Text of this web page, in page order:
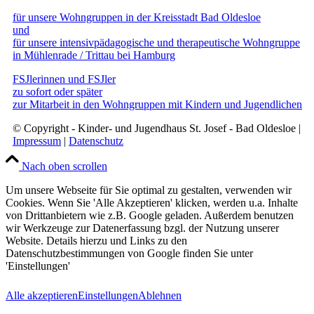
für unsere Wohngruppen in der Kreisstadt Bad Oldesloe
und
für unsere intensivpädagogische und therapeutische Wohngruppe
in Mühlenrade / Trittau bei Hamburg
FSJlerinnen und FSJler
zu sofort oder später
zur Mitarbeit in den Wohngruppen mit Kindern und Jugendlichen
© Copyright - Kinder- und Jugendhaus St. Josef - Bad Oldesloe |
Impressum | Datenschutz
Nach oben scrollen
Um unsere Webseite für Sie optimal zu gestalten, verwenden wir
Cookies. Wenn Sie 'Alle Akzeptieren' klicken, werden u.a. Inhalte
von Drittanbietern wie z.B. Google geladen. Außerdem benutzen
wir Werkzeuge zur Datenerfassung bzgl. der Nutzung unserer
Website. Details hierzu und Links zu den
Datenschutzbestimmungen von Google finden Sie unter
'Einstellungen'
Alle akzeptierenEinstellungenAblehnen